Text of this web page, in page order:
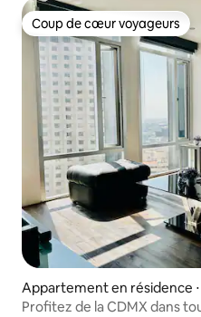
Coup de cœur voyageurs
Coup de cœur voyageurs
Appartement en résidence
Profitez de la CDMX dans